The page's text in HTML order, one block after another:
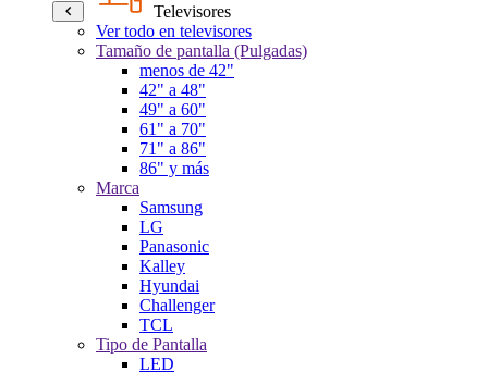
Televisores
Ver todo en televisores
Tamaño de pantalla (Pulgadas)
menos de 42"
42" a 48"
49" a 60"
61" a 70"
71" a 86"
86" y más
Marca
Samsung
LG
Panasonic
Kalley
Hyundai
Challenger
TCL
Tipo de Pantalla
LED